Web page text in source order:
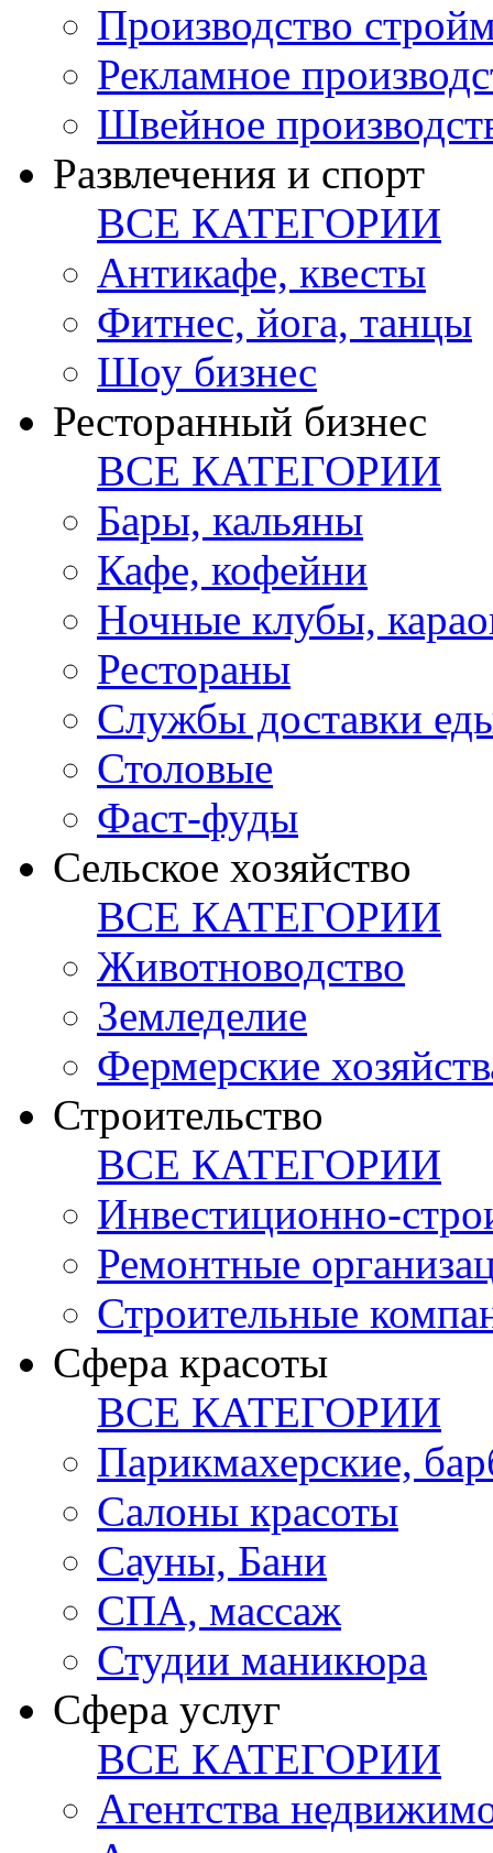
Производство
Рекламное
Швейное
Развлечения и спорт
ВСЕ КАТЕГОРИИ
Антикафе, квесты
Фитнес, йога, танцы
Шоу бизнес
Ресторанный бизнес
ВСЕ КАТЕГОРИИ
Бары, кальяны
Кафе, кофейни
Ночные клубы,
Рестораны
Службы доставки
Столовые
Фаст-фуды
Сельское хозяйство
ВСЕ КАТЕГОРИИ
Животноводство
Земледелие
Фермерские
Строительство
ВСЕ КАТЕГОРИИ
Инвестиционно-
Ремонтные
Строительные
Сфера красоты
ВСЕ КАТЕГОРИИ
Парикмахерские,
Салоны красоты
Сауны, Бани
СПА, массаж
Студии маникюра
Сфера услуг
ВСЕ КАТЕГОРИИ
Агентства